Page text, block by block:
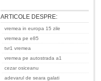
ARTICOLE DESPRE:
vremea in europa 15 zile
vremea pe e85
tvr1 vremea
vremea pe autostrada a1
cezar osiceanu
adevarul de seara galati